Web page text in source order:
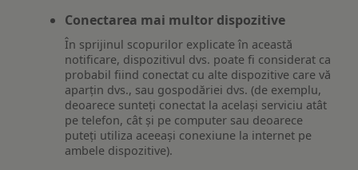
Conectarea mai multor dispozitive
În sprijinul scopurilor explicate în această
notificare, dispozitivul dvs. poate fi considerat ca
probabil fiind conectat cu alte dispozitive care vă
aparțin dvs., sau gospodăriei dvs. (de exemplu,
deoarece sunteți conectat la același serviciu atât
pe telefon, cât și pe computer sau deoarece
puteți utiliza aceeași conexiune la internet pe
ambele dispozitive).